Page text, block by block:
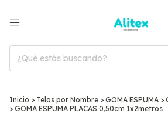
Inicio > Telas por Nombre > GOMA ESPUMA >
> GOMA ESPUMA PLACAS 0,50cm 1x2metros